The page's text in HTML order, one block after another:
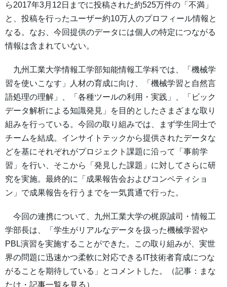
ら2017年3月12日までに投稿された約525万件の「不満」
と、投稿を行ったユーザー約10万人のプロフィール情報と
なる。なお、今回提供のデータには個人の特定につながる
情報は含まれていない。
九州工業大学情報工学部知能情報工学科では、「機械学
習を使いこなす」人材の育成に向け、「機械学習と自然言
語処理の理解」、「各種ツールの利用・実践」、「ビック
データ解析による知識発見」を目的としたさまざまな取り
組みを行っている。今回の取り組みでは、まず学生同士で
チームを結成。インサイトテックから提供されたデータな
どを基にそれぞれがプロジェクト課題に沿って「事前学
習」を行い、そこから「発見した課題」に対してさらに研
究を実施。最終的に「成果報告会およびコンペティショ
ン」で成果報告を行うまでを一気貫通で行った。
今回の連携について、九州工業大学の梶原誠司・情報工
学部長は、「学生がリアルなデータを扱った機械学習や
PBL演習を実施することができた。この取り組みが、実世
界の問題に迅速かつ柔軟に対応できるIT技術者育成につな
がることを期待している」とコメントした。（記事：まな
たけ・ 記事一覧を見る ）